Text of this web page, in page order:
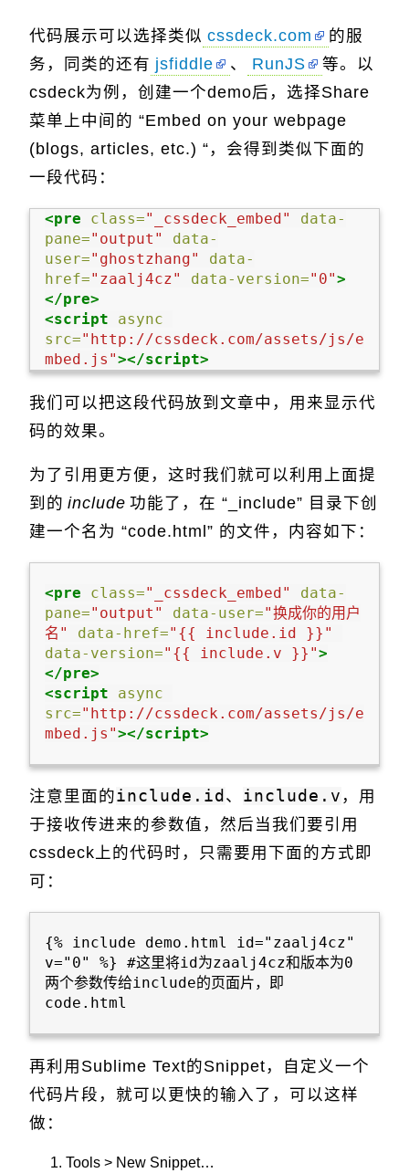
代码展示可以选择类似 cssdeck.com
的服
务，同类的还有 jsfiddle 、 RunJS
等。以
csdeck为例，创建一个demo后，选择Share
菜单上中间的 “Embed on your webpage
(blogs, articles, etc.) “，会得到类似下面的
一段代码：
<pre class="_cssdeck_embed"
data-
pane="output"
data-
user="ghostzhang"
data-
href="zaalj4cz" data-version="0">
</pre>
<script async
src="http://cssdeck.com/assets/js/e
mbed.js"></script>
我们可以把这段代码放到文章中，用来显示代
码的效果。
为了引用更方便，这时我们就可以利用上面提
到的 include 功能了，在 “_include” 目录下创
建一个名为 “code.html” 的文件，内容如下：
<pre class="_cssdeck_embed"
data-
pane="output" data-user="换成你的用户
名"
data-href="{{ include.id }}"
data-version="{{ include.v }}">
</pre>
<script async
src="http://cssdeck.com/assets/js/e
mbed.js"></script>
注意里面的include.id 、 include.v ，用
于接收传进来的参数值，然后当我们要引用
cssdeck上的代码时，只需要用下面的方式即
可：
{% include demo.html id="zaalj4cz"
v="0" %} #这里将id为zaalj4cz和版本为0
两个参数传给include的页面片，即
code.html
再利用Sublime Text的Snippet，自定义一个
代码片段，就可以更快的输入了，可以这样
做：
Tools > New Snippet…